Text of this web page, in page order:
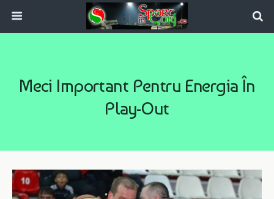
Meci Important Pentru Energia În
Play-Out